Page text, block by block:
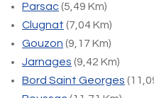
Parsac(5,49 Km)
Clugnat (7,04 Km)
Gouzon (9,17 Km)
Jarnages (9,42 Km)
Bord Saint Georges